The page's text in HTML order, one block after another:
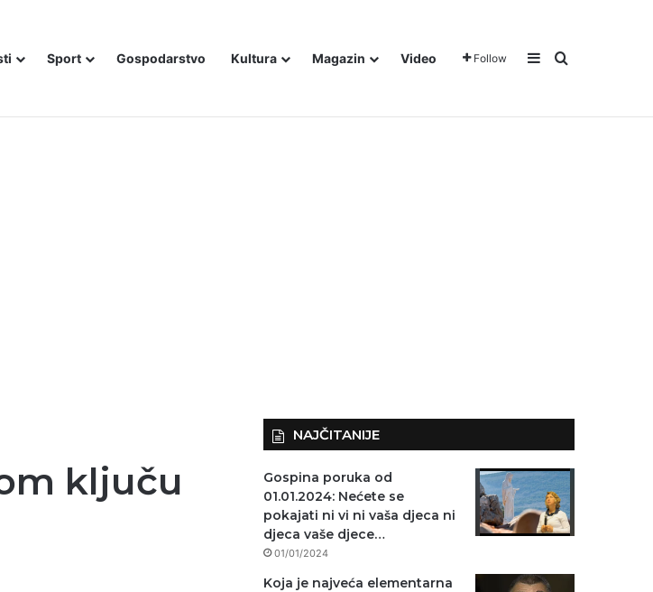
Sport Gospodarstvo Kultura Magazin Video Follow Sidebar
Traži
ključu
NAJČITANIJE
Gospina poruka od
01.01.2024: Nećete se
pokajati ni vi ni vaša djeca ni
djeca vaše djece…
01/01/2024
Koja je najveća elementarna